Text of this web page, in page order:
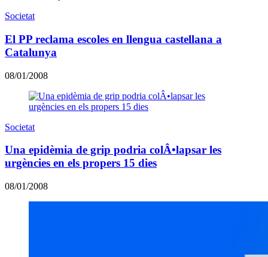
Societat
El PP reclama escoles en llengua castellana a
Catalunya
08/01/2008
Societat
Una epidèmia de grip podria colÂ•lapsar les
urgències en els propers 15 dies
08/01/2008